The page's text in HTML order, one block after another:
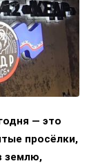
— это
просёлки,
землю,